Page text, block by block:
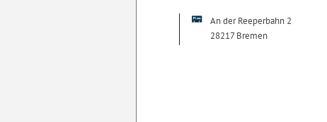
An der Reeperbahn 2
28217 Bremen